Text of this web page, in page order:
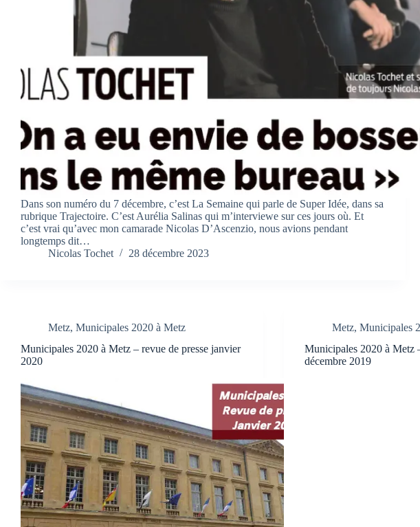
Dans son numéro du 7 décembre, c’est La Semaine qui parle de Super Idée, dans sa
rubrique Trajectoire. C’est Aurélia Salinas qui m’interviewe sur ces jours où. Et
c’est vrai qu’avec mon camarade Nicolas D’Ascenzio, nous avions pendant
longtemps dit…
Nicolas Tochet
28 décembre 2023
Metz, Municipales 2020 à Metz
Municipales 2020 à Metz – revue de presse janvier
2020
Metz,Municipales
Municipales 2020 à Metz
décembre 2019